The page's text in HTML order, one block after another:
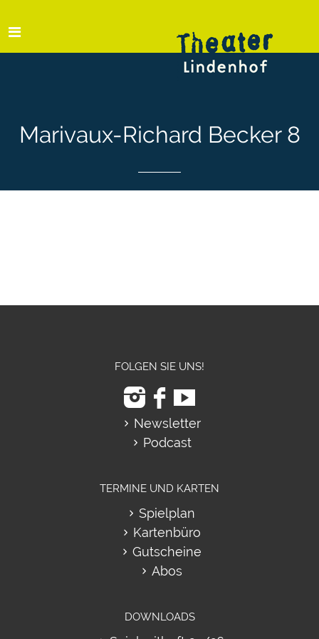
Marivaux-Richard Becker 8
FOLGEN SIE UNS!
Newsletter
Podcast
TERMINE UND KARTEN
Spielplan
Kartenbüro
Gutscheine
Abos
DOWNLOADS